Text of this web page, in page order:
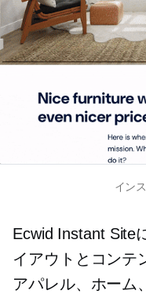
イン
Ecwid Instant Site
イアウトとコンテ
アパレル、ホーム